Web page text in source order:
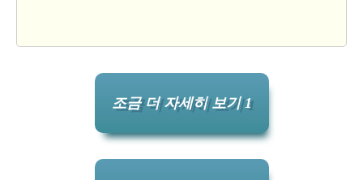
조금 더 자세히 보기 1